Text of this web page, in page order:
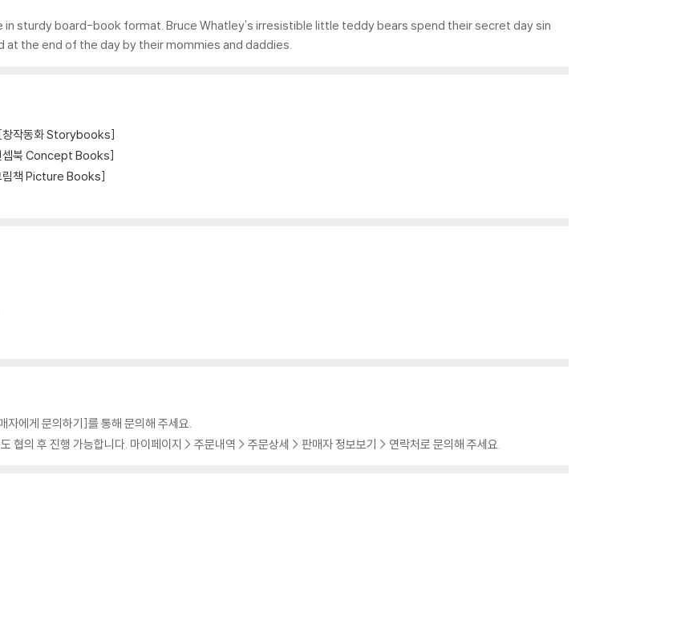
in sturdy board-book format. Bruce Whatley's irresistible little teddy bears spend their secret day sin
at the end of the day by their mommies and daddies.
작동화 Storybooks]
셉북 Concept Books]
림책 Picture Books]
자에게 문의하기]를 통해 문의해 주세요.
협의 후 진행 가능합니다. 마이페이지 > 주문내역 > 주문상세 > 판매자 정보보기 > 연락처로 문의해 주세요.